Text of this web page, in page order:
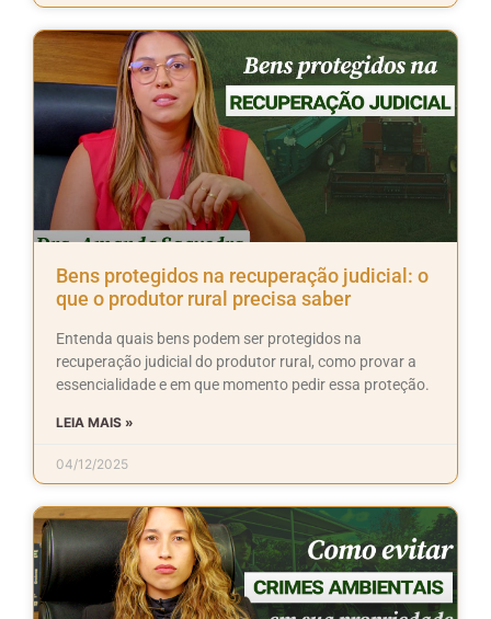
Bens protegidos na recuperação judicial: o
que o produtor rural precisa saber
Entenda quais bens podem ser protegidos na
recuperação judicial do produtor rural, como provar a
essencialidade e em que momento pedir essa proteção.
LEIA MAIS »
04/12/2025